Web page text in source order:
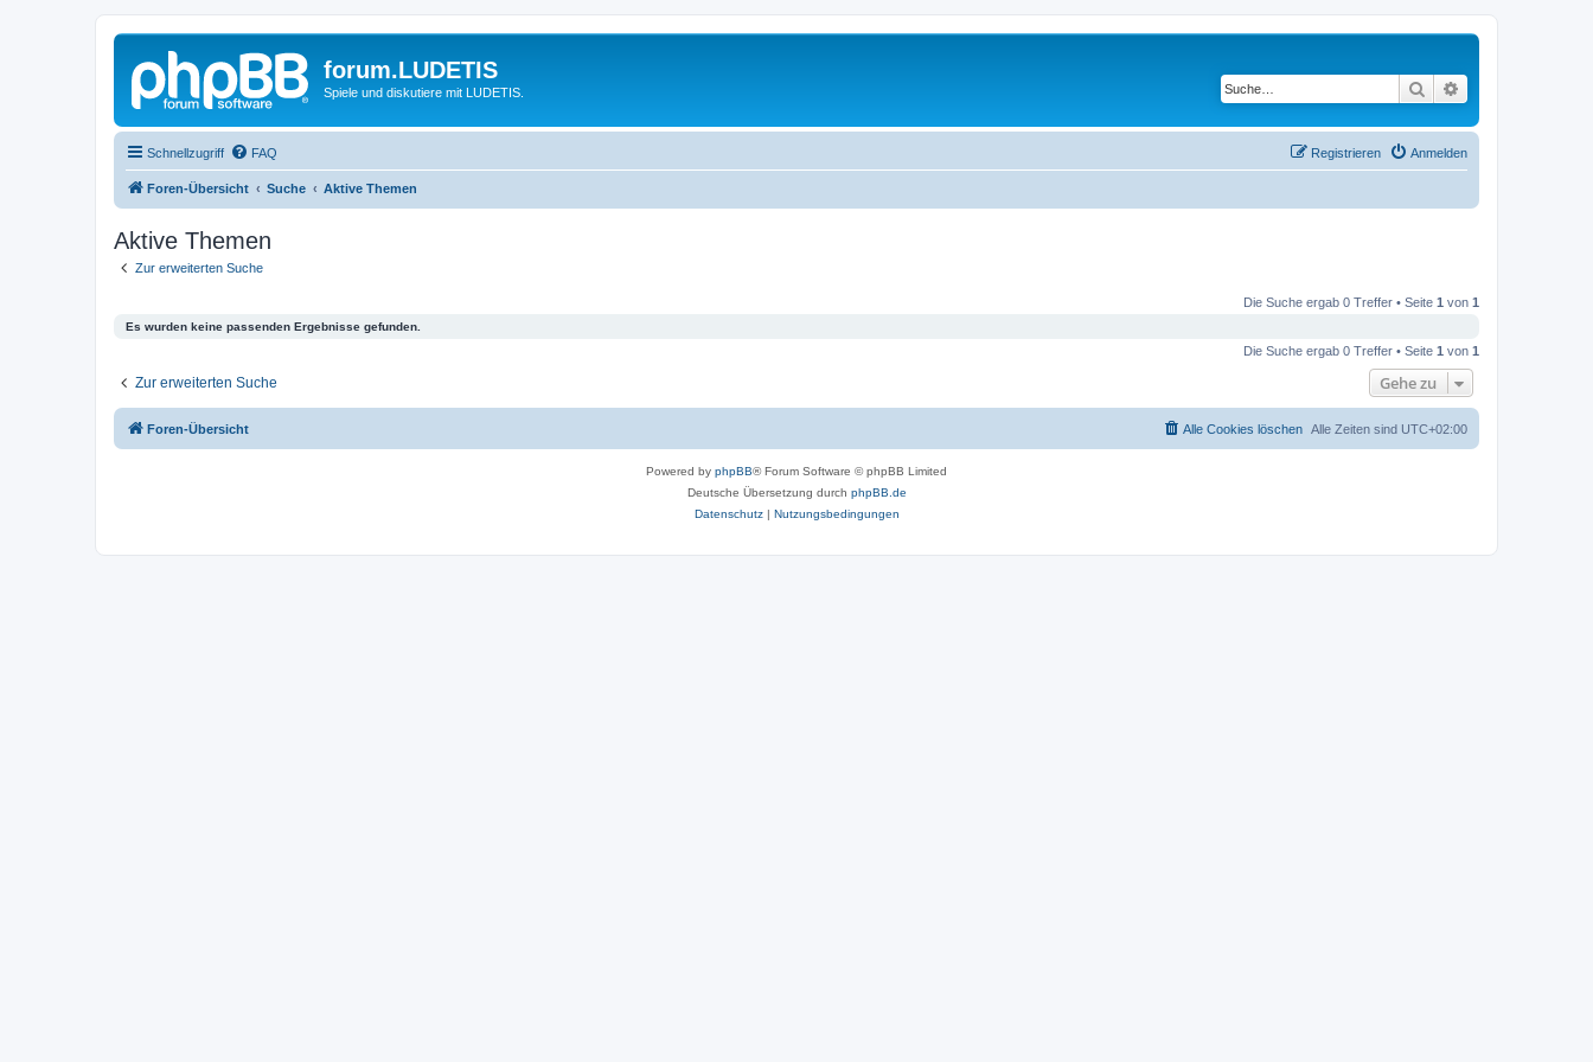
forum.LUDETIS
Spiele und diskutiere mit LUDETIS. Suche
Schnellzugriff FAQ Anmelden
Registrieren
Foren-Übersicht Suche Aktive Themen
Aktive Themen
Zur erweiterten Suche
Die Suche ergab 0 Treffer • Seite 1 von 1
Es wurden keine passenden Ergebnisse gefunden.
Die Suche ergab 0 Treffer • Seite 1 von 1
Zur erweiterten Suche Gehe zu
Foren-Übersicht Alle Zeiten sind UTC+02:00
Alle Cookies löschen
Powered by phpBB® Forum Software © phpBB Limited
Deutsche Übersetzung durch phpBB.de
Datenschutz| Nutzungsbedingungen